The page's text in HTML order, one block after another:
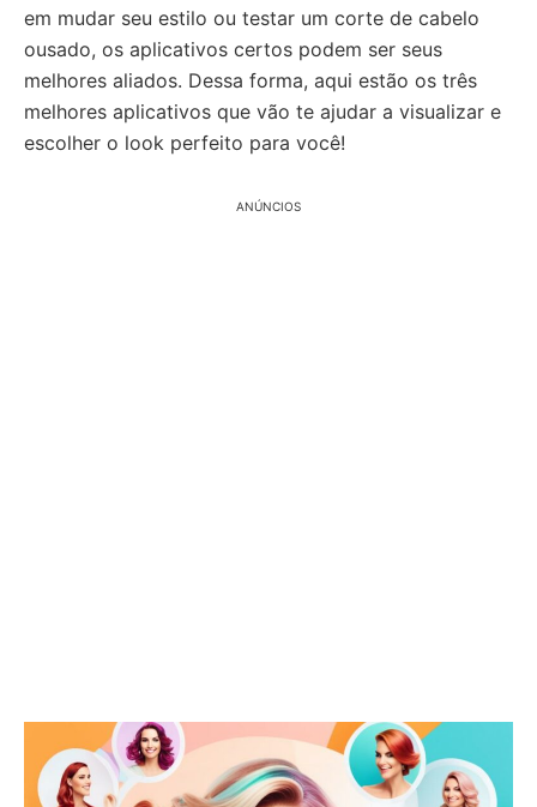
em mudar seu estilo ou testar um corte de cabelo
ousado, os aplicativos certos podem ser seus
melhores aliados. Dessa forma, aqui estão os três
melhores aplicativos que vão te ajudar a visualizar e
escolher o look perfeito para você!
ANÚNCIOS